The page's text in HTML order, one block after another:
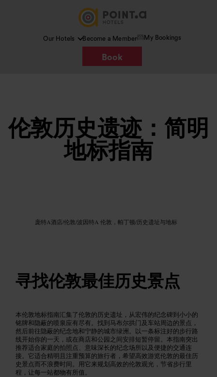
Our Hotels Become a Member My Bookings
Book
伦敦历史遗迹：简明
地标指南
庞特A酒店/伦敦/波因特A 伦敦，帕丁顿/历史遗址与地标
寻找伦敦最佳历史景点
本伦敦地标指南汇集了伦敦的历史遗址，从宏伟的纪念碑到小小的
铭牌和隐蔽的喷泉应有尽有。找到马布尔拱门及车站周边的景点，
然后前往隐蔽的纪念地和宁静的城市绿洲。以一条标注好的步行路
线开始你的一天，或在商店和公园之间安排短暂停留。本指南突出
推荐适合家庭的拍照点、意味深长的纪念场所以及便捷的交通连
接。它适合精明且注重预算的旅行者，希望高效游览伦敦的最佳历
史景点而不浪费时间。用它来规划高效的伦敦观光，节省步行里
程，让每一站都物有所值。